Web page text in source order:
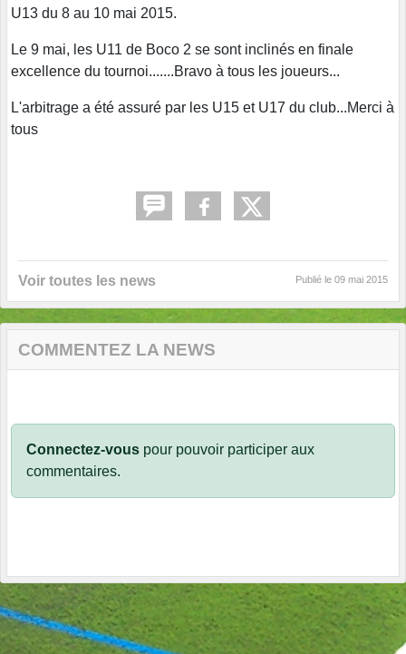
U13 du 8 au 10 mai 2015.
Le 9 mai, les U11 de Boco 2 se sont inclinés en finale
excellence du tournoi.......Bravo à tous les joueurs...
L'arbitrage a été assuré par les U15 et U17 du club...Merci à
tous
Voir toutes les news Publié le 09 mai 2015
COMMENTEZ LA NEWS
Connectez-vous pour pouvoir participer aux
commentaires.